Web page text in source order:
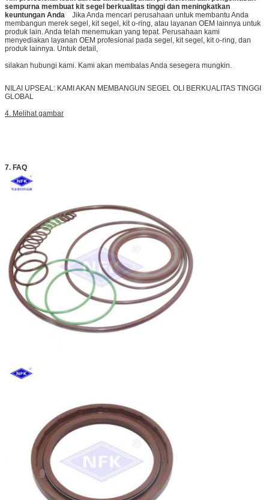
sempurna membuat kit segel berkualitas tinggi dan meningkatkan
keuntungan Anda
Jika Anda mencari perusahaan untuk membantu Anda
membangun merek segel, kit segel, kit o-ring, atau layanan OEM lainnya untuk
produk lain. Anda telah menemukan yang tepat. Perusahaan kami
menyediakan layanan OEM profesional pada segel, kit segel, kit o-ring, dan
produk lainnya. Untuk detail,
silakan hubungi kami. Kami akan membalas Anda sesegera mungkin.
NILAI UPSEAL: KAMI AKAN MEMBANGUN SEGEL OLI BERKUALITAS TINGGI
GLOBAL
4. Melihat gambar
7. FAQ